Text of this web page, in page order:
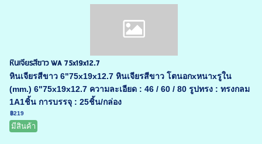
หินเจียรสีขาว WA 75x19x12.7
หินเจียรสีขาว 6"75x19x12.7 หินเจียรสีขาว โตนอกxหนาxรูใน
(mm.) 6"75x19x12.7 ความละเอียด : 46 / 60 / 80 รูปทรง : ทรงกลม
1A1ชิ้น การบรรจุ : 25ชิ้น/กล่อง
฿219
มีสินค้า